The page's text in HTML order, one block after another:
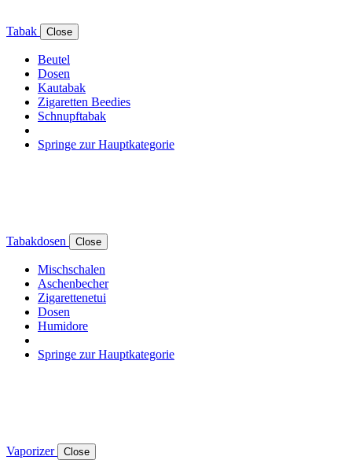
Tabak Close
Beutel
Dosen
Kautabak
Zigaretten Beedies
Schnupftabak
Springe zur Hauptkategorie
Tabakdosen Close
Mischschalen
Aschenbecher
Zigarettenetui
Dosen
Humidore
Springe zur Hauptkategorie
Vaporizer Close